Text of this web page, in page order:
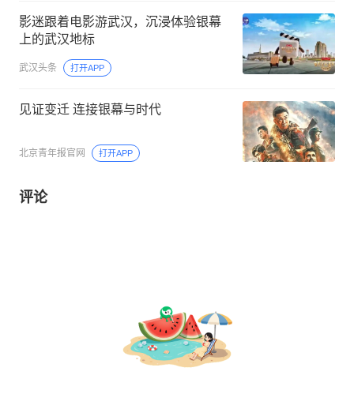
影迷跟着电影游武汉，沉浸体验银幕
上的武汉地标
武汉头条 打开APP
见证变迁 连接银幕与时代
北京青年报官网 打开APP
评论